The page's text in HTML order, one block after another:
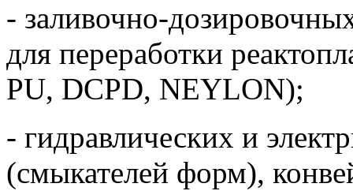
- заливочно-
для переработки
PU, DCPD, NEYLON);
- гидравлических и
(смыкателей форм),